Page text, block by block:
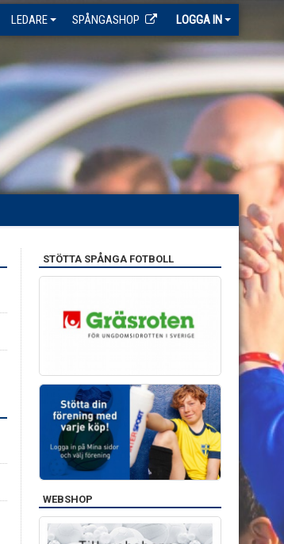
LEDARE SPÅNGASHOP LOGGA IN
STÖTTA SPÅNGA FOTBOLL
WEBSHOP